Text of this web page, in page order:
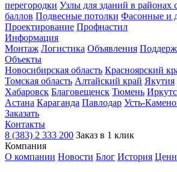
перегородки Узлы для зданий в районах
баллов Подвесные потолки Фасонные и
Проектирование Профнастил
Информация
Монтаж Логистика Объявления
Объекты
Новосибирская область Красноярский
Томская область Алтайский край Якутия
Хабаровск Благовещенск Тюмень
Астана Караганда Павлодар Усть-
Заказать
Контакты
8 (383) 2 333 200 Заказ в 1 клик
Компания
О компании Новости Блог История